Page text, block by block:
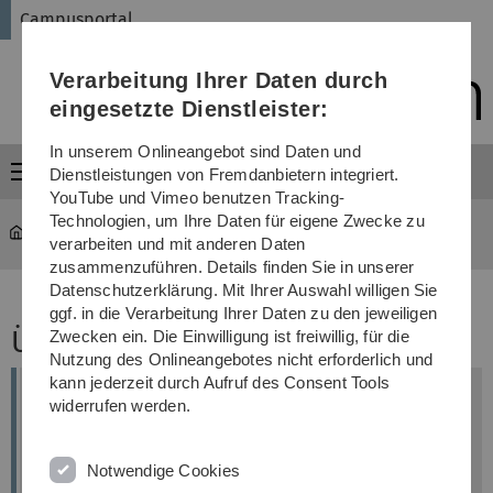
Direkt
Direkt
Direkt
(Sprache,
Drucken,
Media)
Direkt
Direkt
Campusportal
Menü
Campusportal Über das Campusportal
Über das Campusportal
Mit dem Projekt Campusportal verfolgt die
Studium, Lehre und Forschung in einer
gemeinsamen Softwarelösung abzubilden, um
Verarbeitung Ihrer Daten durch
eingesetzte Dienstleister:
In unserem Onlineangebot sind Daten und
Dienstleistungen von Fremdanbietern integriert.
YouTube und Vimeo benutzen Tracking-
Technologien, um Ihre Daten für eigene Zwecke zu
verarbeiten und mit anderen Daten
zusammenzuführen. Details finden Sie in unserer
Datenschutzerklärung. Mit Ihrer Auswahl willigen Sie
ggf. in die Verarbeitung Ihrer Daten zu den jeweiligen
Zwecken ein. Die Einwilligung ist freiwillig, für die
Nutzung des Onlineangebotes nicht erforderlich und
kann jederzeit durch Aufruf des Consent Tools
widerrufen werden.
Notwendige Cookies